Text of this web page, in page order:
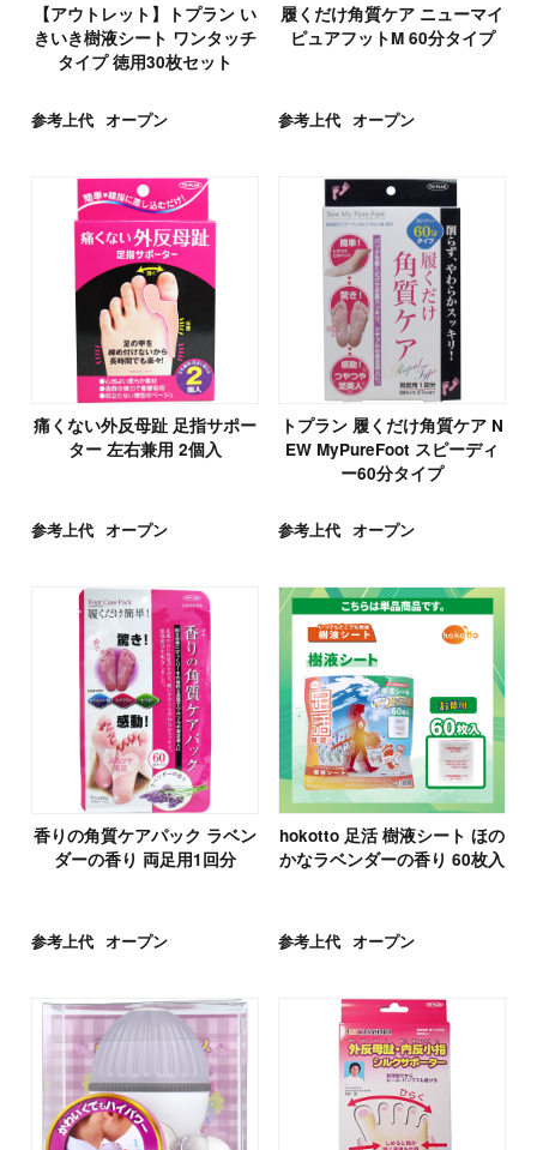
【アウトレット】トプラン い
きいき樹液シート ワンタッチ
タイプ 徳用30枚セット
参考上代 オープン
履くだけ角質ケア ニューマイ
ピュアフットM 60分タイプ
参考上代 オープン
痛くない外反母趾 足指サポー
ター 左右兼用 2個入
参考上代 オープン
トプラン 履くだけ角質ケア N
EW MyPureFoot スピーディ
ー60分タイプ
参考上代 オープン
香りの角質ケアパック ラベン
ダーの香り 両足用1回分
参考上代 オープン
hokotto 足活 樹液シート ほの
かなラベンダーの香り 60枚入
参考上代 オープン